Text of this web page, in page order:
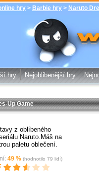
hry > Barbie hry > Naruto
Naruto
zdarma
hry Nejoblibenější hry
Up Game
z oblíbeného
Naruto.Máš na
paletu oblečení.
49 % (hodnotilo 79 lidí)